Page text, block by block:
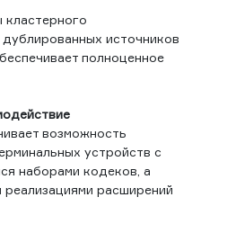
кластерного
источников
полноценное
возможность
устройств с
наборами кодеков, а
расширений